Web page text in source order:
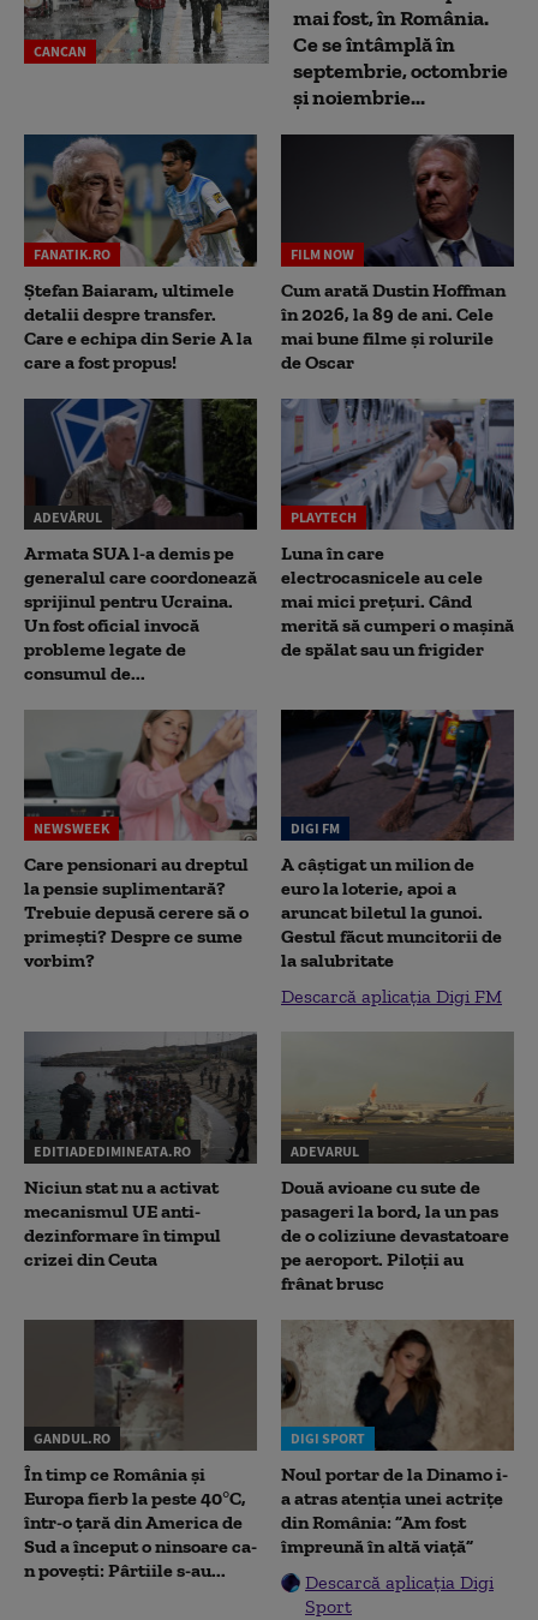
CANCAN
mai fost, în România.
Ce se întâmplă în
septembrie, octombrie
și noiembrie...
FANATIK.RO
Ștefan Baiaram, ultimele
detalii despre transfer.
Care e echipa din Serie A la
care a fost propus!
FILM NOW
Cum arată Dustin Hoffman
în 2026, la 89 de ani. Cele
mai bune filme și rolurile
de Oscar
ADEVĂRUL
Armata SUA l-a demis pe
generalul care coordonează
sprijinul pentru Ucraina.
Un fost oficial invocă
probleme legate de
consumul de...
PLAYTECH
Luna în care
electrocasnicele au cele
mai mici prețuri. Când
merită să cumperi o mașină
de spălat sau un frigider
NEWSWEEK
Care pensionari au dreptul
la pensie suplimentară?
Trebuie depusă cerere să o
primești? Despre ce sume
vorbim?
DIGI FM
A câștigat un milion de
euro la loterie, apoi a
aruncat biletul la gunoi.
Gestul făcut muncitorii de
la salubritate
Descarcă aplicația Digi FM
EDITIADEDIMINEATA.RO
Niciun stat nu a activat
mecanismul UE anti-
dezinformare în timpul
crizei din Ceuta
ADEVARUL
Două avioane cu sute de
pasageri la bord, la un pas
de o coliziune devastatoare
pe aeroport. Piloții au
frânat brusc
GANDUL.RO
În timp ce România și
Europa fierb la peste 40°C,
într-o țară din America de
Sud a început o ninsoare ca-
n povești: Pârtiile s-au...
DIGI SPORT
Noul portar de la Dinamo i-
a atras atenția unei actrițe
din România: ”Am fost
împreună în altă viață”
Descarcă aplicația Digi
Sport